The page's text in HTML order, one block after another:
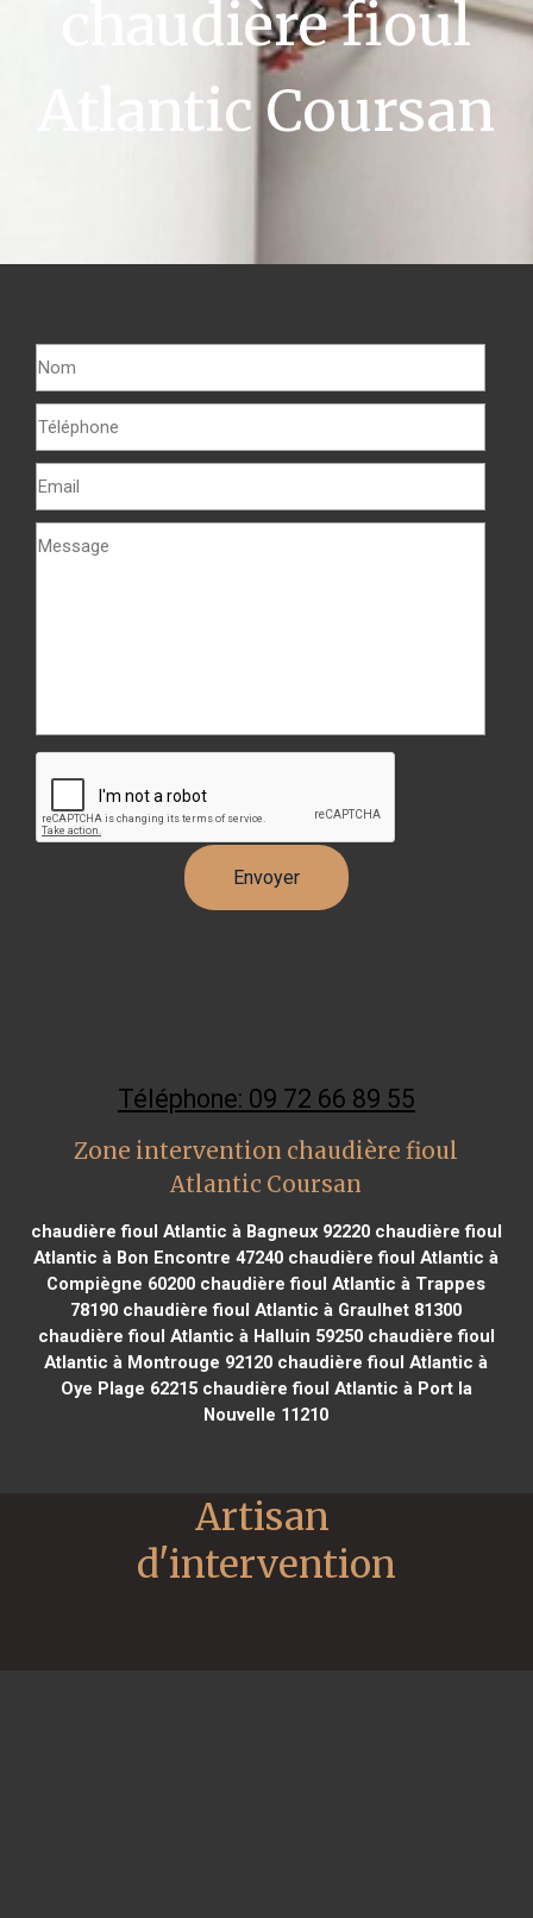
chaudière fioul
Atlantic Coursan
Téléphone: 09 72 66 89 55
Zone intervention chaudière fioul
Atlantic Coursan
chaudière fioul Atlantic à Bagneux 92220chaudière fioul
Atlantic à Bon Encontre 47240 chaudière fioul Atlantic à
Compiègne 60200 chaudière fioul Atlantic à Trappes
78190 chaudière fioul Atlantic à Graulhet 81300
chaudière fioul Atlantic à Halluin 59250chaudière fioul
Atlantic à Montrouge 92120 chaudière fioul Atlantic à
Oye Plage 62215chaudière fioul Atlantic à Port la
Nouvelle 11210
Artisan
d'intervention